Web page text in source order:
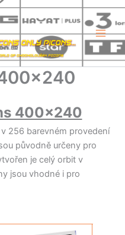
400×240
256 barevném provedení
původně určeny pro
je celý orbit v
jsou vhodné i pro